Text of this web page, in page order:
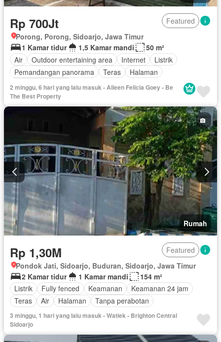
Rp 700Jt
Featured
Porong, Porong, Sidoarjo, Jawa Timur
1 Kamar tidur
1,5 Kamar mandi
50 m²
Air
Outdoor entertaining area Internet
Listrik
Pemandangan panorama
Teras
Halaman
Tanpa perabotan
2 minggu, 6 hari yang lalu masuk - Aileen Felicia Goey - Be
The Best Property
Rumah
Rp 1,30M
Featured
Pondok Jati, Sidoarjo, Buduran, Sidoarjo, Jawa Timur
2 Kamar tidur
1 Kamar mandi
154 m²
Listrik
Fully fenced Keamanan
Keamanan 24 jam
Teras
Air Halaman Tanpa perabotan
3 minggu, 1 hari yang lalu masuk - Watiek - Brighton Central
Sidoarjo